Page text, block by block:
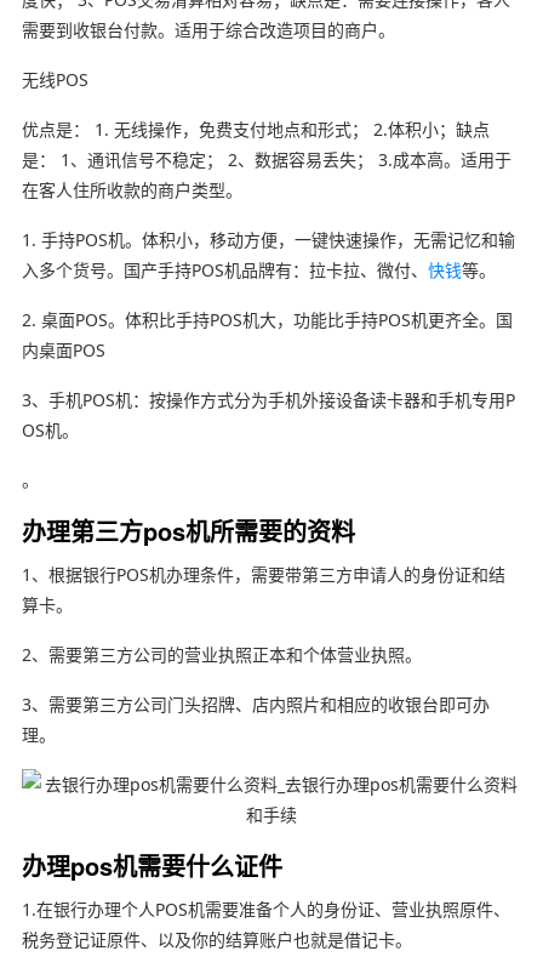
需要到收银台付款。适用于综合改造项目的商户。
无线POS
优点是： 1. 无线操作，免费支付地点和形式； 2.体积小；缺点
是： 1、通讯信号不稳定； 2、数据容易丢失； 3.成本高。适用于
在客人住所收款的商户类型。
1. 手持POS机。体积小，移动方便，一键快速操作，无需记忆和输
入多个货号。国产手持POS机品牌有：拉卡拉、微付、 快钱等。
2. 桌面POS。体积比手持POS机大，功能比手持POS机更齐全。国
内桌面POS
3、手机POS机：按操作方式分为手机外接设备读卡器和手机专用P
OS机。
。
办理第三方pos机所需要的资料
1、根据银行POS机办理条件，需要带第三方申请人的身份证和结
算卡。
2、需要第三方公司的营业执照正本和个体营业执照。
3、需要第三方公司门头招牌、店内照片和相应的收银台即可办
理。
办理pos机需要什么证件
1.在银行办理个人POS机需要准备个人的身份证、营业执照原件、
税务登记证原件、以及你的结算账户也就是借记卡。